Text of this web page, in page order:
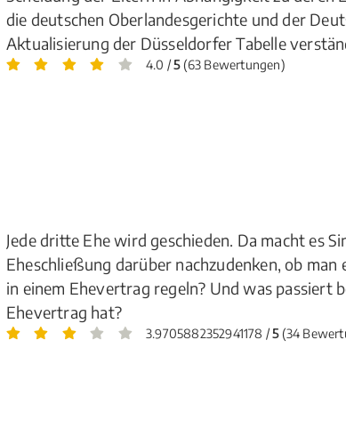
die deutschen Oberlandesgerichte und der
Aktualisierung der Düsseldorfer Tabelle
4.0 /5(63 Bewertungen)
Jede dritte Ehe wird geschieden. Da macht es
Eheschließung darüber nachzudenken, ob
in einem Ehevertrag regeln? Und was passiert
Ehevertrag hat?
3.9705882352941178 /5(34